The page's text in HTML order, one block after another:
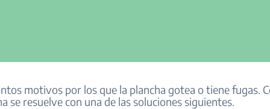
motivos por los que la plancha gotea o tiene fugas.
se resuelve con una de las soluciones siguientes.